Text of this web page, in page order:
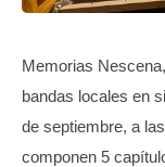
Memorias
bandas locales en
de septiembre, a
componen 5